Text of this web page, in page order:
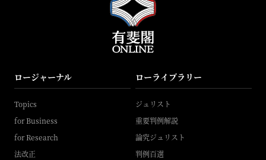
ロージャーナル
Topics
for Business
for Research
法改正
ローライブラリー
ジュリスト
重要判例解説
論究ジュリスト
判例百選